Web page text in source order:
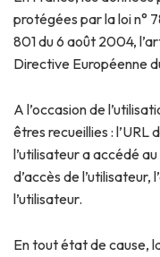
protégées par la loi n°
801 du 6 août 2004,
Directive Européenne
A l’occasion de
êtres recueillies : l’URL
l’utilisateur a accédé
d’accès de
l’utilisateur.
En tout état de cause,